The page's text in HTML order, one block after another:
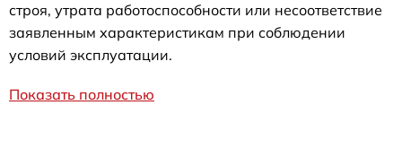
строя, утрата работоспособности или несоответствие
заявленным характеристикам при соблюдении
условий эксплуатации.
Показать полностью